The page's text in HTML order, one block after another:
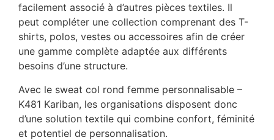
facilement associé à d’autres pièces textiles. Il
peut compléter une collection comprenant des T-
shirts, polos, vestes ou accessoires afin de créer
une gamme complète adaptée aux différents
besoins d’une structure.
Avec le sweat col rond femme personnalisable –
K481 Kariban, les organisations disposent donc
d’une solution textile qui combine confort, féminité
et potentiel de personnalisation.